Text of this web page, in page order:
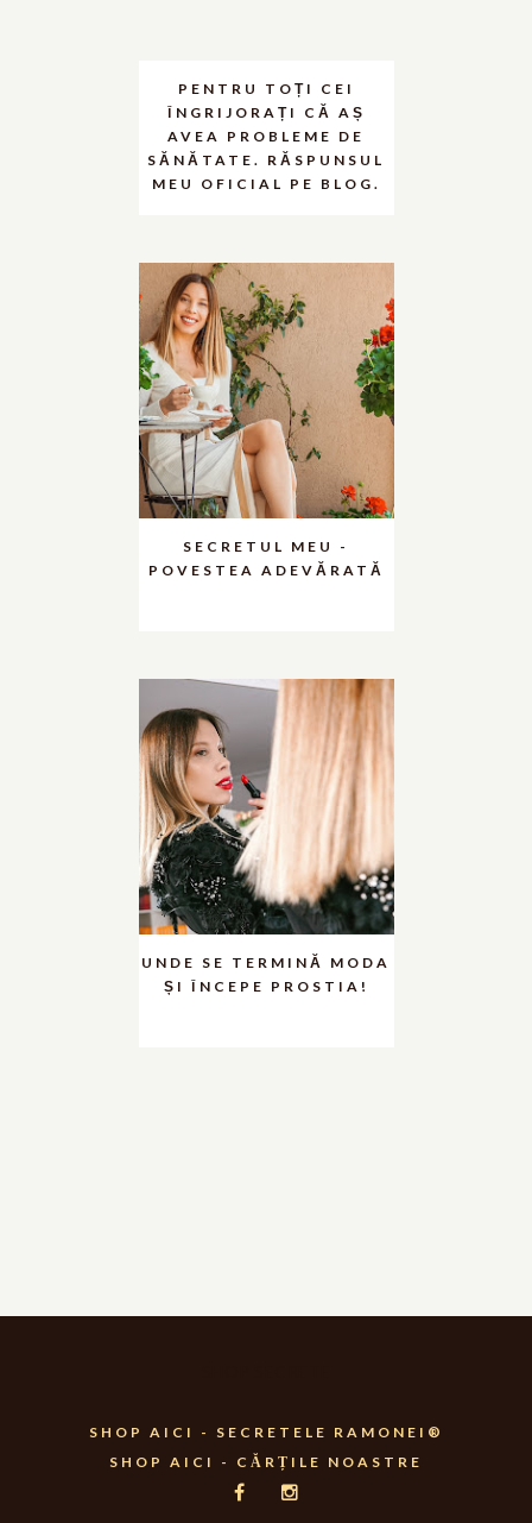
PENTRU TOȚI CEI
ÎNGRIJORAȚI CĂ AȘ
AVEA PROBLEME DE
SĂNĂTATE. RĂSPUNSUL
MEU OFICIAL PE BLOG.
SECRETUL MEU -
POVESTEA ADEVĂRATĂ
UNDE SE TERMINĂ MODA
ȘI ÎNCEPE PROSTIA!
SHOP AICI - SECRETELE RAMONEI®
SHOP AICI - CĂRȚILE NOASTRE